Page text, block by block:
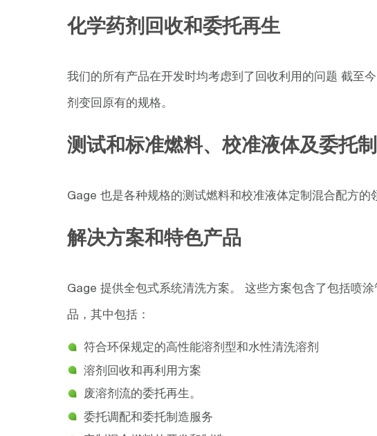
化学药剂回收和委托再生
我们的所有产品在开发时均考虑到了回收利用的问题 截至
剂变回原有的规格。
测试和标准燃料、校准液体及委托
Gage 也是各种规格的测试燃料和校准液体定制混合配方
解决方案和特色产品
Gage 提供全包式系统清洗方案。 这些方案包含了包括喷
品，其中包括：
符合环保规定的高性能溶剂型和水性清洗溶剂
溶剂回收和再利用方案
废溶剂流的委托再生。
委托调配和委托制造服务